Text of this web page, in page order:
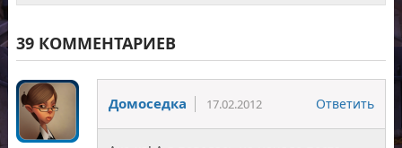
39 КОММЕНТАРИЕВ
Домоседка 17.02.2012 Ответить